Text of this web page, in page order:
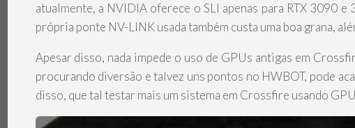
atualmente, a NVIDIA oferece o SLI apenas para RTX 3090
própria ponte NV-LINK usada também custa uma boa grana,
Apesar disso, nada impede o uso de GPUs antigas em
procurando diversão e talvez uns pontos no HWBOT, pode
disso, que tal testar mais um sistema em Crossfire usando